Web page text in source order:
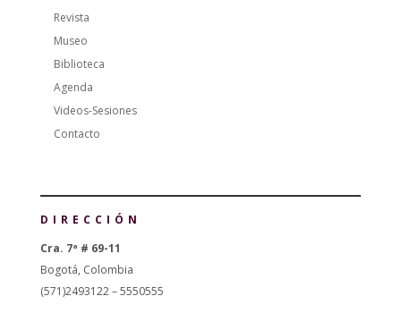
Revista
Museo
Biblioteca
Agenda
Videos-Sesiones
Contacto
DIRECCIÓN
Cra. 7ª # 69-11
Bogotá, Colombia
(571)2493122 – 5550555